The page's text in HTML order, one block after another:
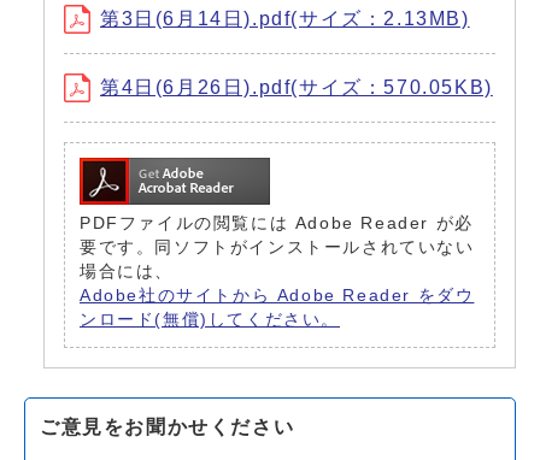
第3日(6月14日).pdf(サイズ：2.13MB)
第4日(6月26日).pdf(サイズ：570.05KB)
PDFファイルの閲覧には Adobe Reader が必
要です。同ソフトがインストールされていない
場合には、
Adobe社のサイトから Adobe Reader をダウ
ンロード(無償)してください。
ご意見をお聞かせください